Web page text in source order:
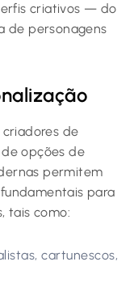
criativos — do
de personagens
de
opções de
permitem
para
tais como:
cartunescos,